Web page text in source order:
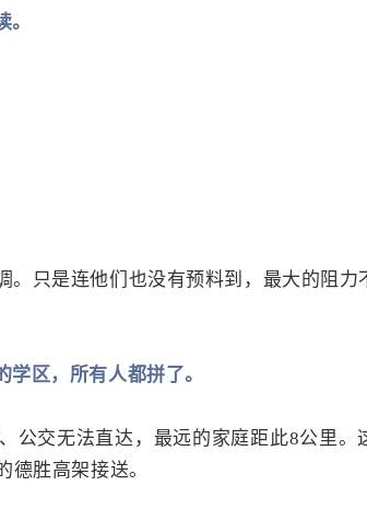
只是连他们也没有预料到，最大的阻力
区，所有人都拼了。
公交无法直达，最远的家庭距此8公里。
胜高架接送。